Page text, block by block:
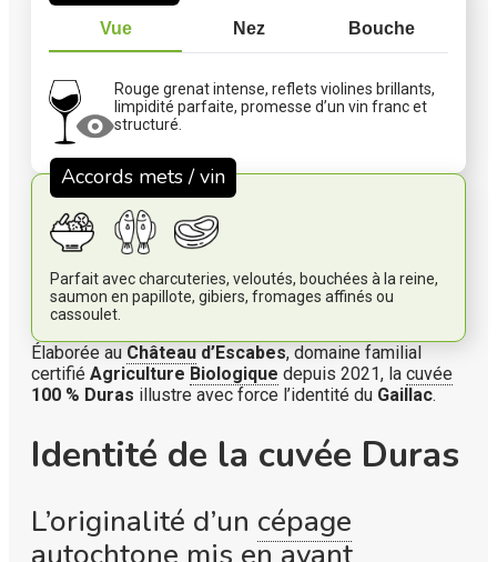
Élaborée au Château d’Escabes, domaine familial
certifié Agriculture Biologique depuis 2021, la cuvée
100 % Duras illustre avec force l’identité du Gaillac.
Identité de la cuvée Duras
L’originalité d’un cépage
Vue Nez Bouche
Rouge grenat intense, reflets violines brillants,
limpidité parfaite, promesse d’un vin franc et
structuré.
Accords mets / vin
Parfait avec charcuteries, veloutés, bouchées à la reine,
saumon en papillote, gibiers, fromages affinés ou
cassoulet.